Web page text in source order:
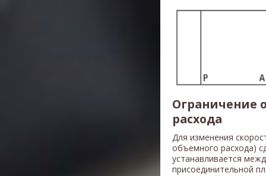
Ограничение
расхода
Для изменения
объемного расхода)
устанавливается
присоединительной